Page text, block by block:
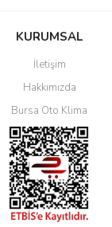
ilk yorumu siz yapın!
Yorum Yaz
KURUMSAL
İletişim
Hakkımızda
Bursa Oto Klima